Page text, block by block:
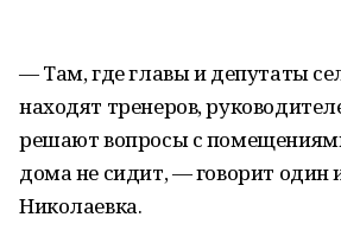
— Там, где главы и депутаты
находят тренеров,
решают вопросы с
дома не сидит, — говорит один
Николаевка.